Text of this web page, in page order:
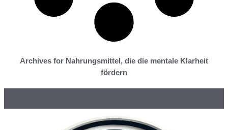
Archives for Nahrungsmittel, die die mentale Klarheit
fördern